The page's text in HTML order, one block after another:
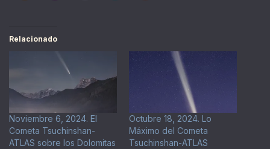
Relacionado
Noviembre 6, 2024. El
Cometa Tsuchinshan-
ATLAS sobre los Dolomitas
Octubre 18, 2024. Lo
Máximo del Cometa
Tsuchinshan-ATLAS